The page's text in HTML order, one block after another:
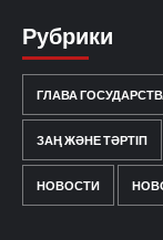
Рубрики
ГЛАВА
ЗАҢ ЖӘНЕ ТӘРТІП
НОВОСТИ